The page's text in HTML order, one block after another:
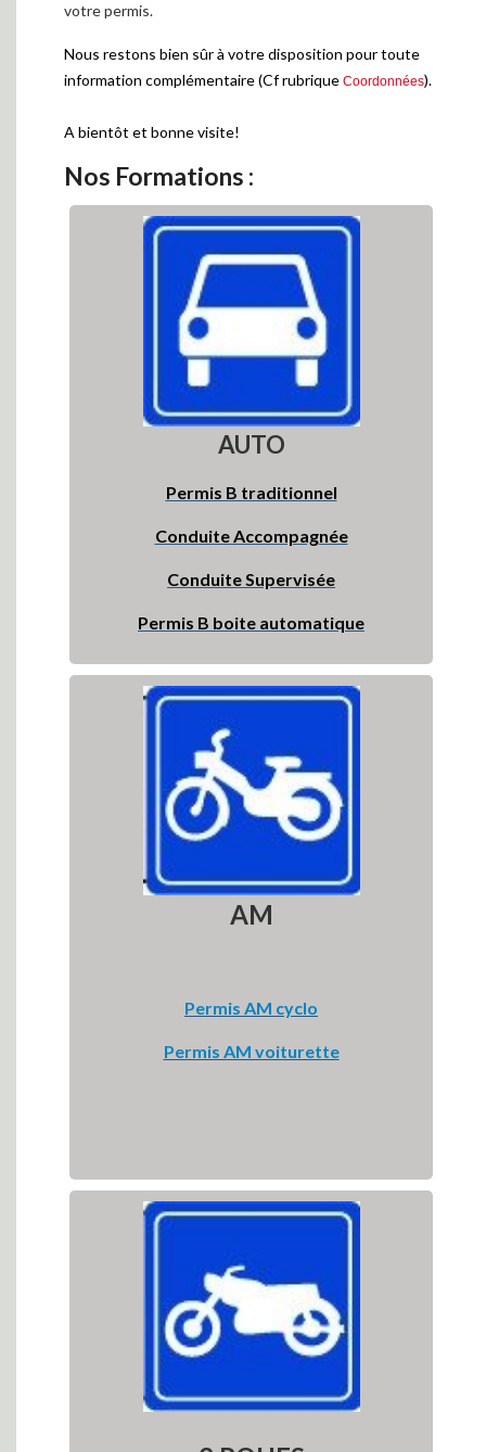
votre permis.
Nous restons bien sûr à votre disposition pour toute
information complémentaire (Cf rubrique Coordonnées).
A bientôt et bonne visite!
Nos Formations :
AUTO
Permis B traditionnel
Conduite Accompagnée
Conduite Supervisée
Permis B boite automatique
AM
Permis AM cyclo
Permis AM voiturette